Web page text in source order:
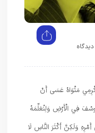
مَثْوَاهُ عَسَى أَنْ
فِي الْأَرْضِ وَلِنُعَلِّمَهُ
وَلَكِنَّ أَكْثَرَ النَّاسِ لَا